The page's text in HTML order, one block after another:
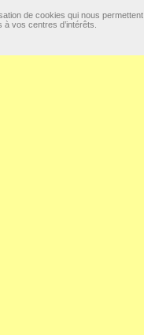
de cookies qui nous permettent
vos centres d’intérêts.